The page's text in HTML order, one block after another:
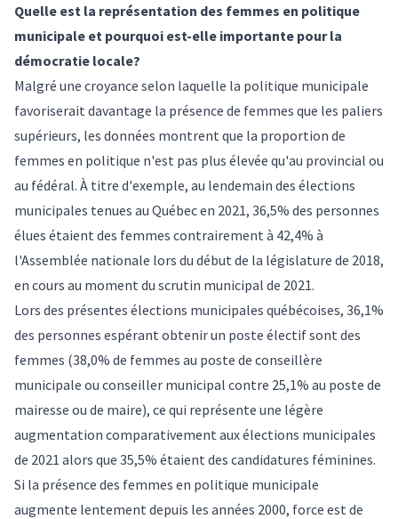
Quelle est la représentation des femmes en politique
municipale et pourquoi est-elle importante pour la
démocratie locale?
Malgré une croyance selon laquelle la politique municipale
favoriserait davantage la présence de femmes que les paliers
supérieurs, les données montrent que la proportion de
femmes en politique n'est pas plus élevée qu'au provincial ou
au fédéral. À titre d'exemple, au lendemain des élections
municipales tenues au Québec en 2021, 36,5% des personnes
élues étaient des femmes contrairement à 42,4% à
l'Assemblée nationale lors du début de la législature de 2018,
en cours au moment du scrutin municipal de 2021.
Lors des présentes élections municipales québécoises, 36,1%
des personnes espérant obtenir un poste électif sont des
femmes (38,0% de femmes au poste de conseillère
municipale ou conseiller municipal contre 25,1% au poste de
mairesse ou de maire), ce qui représente une légère
augmentation comparativement aux élections municipales
de 2021 alors que 35,5% étaient des candidatures féminines.
Si la présence des femmes en politique municipale
augmente lentement depuis les années 2000, force est de